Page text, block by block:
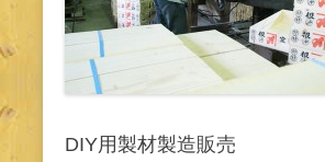
DIY用製材製造販売